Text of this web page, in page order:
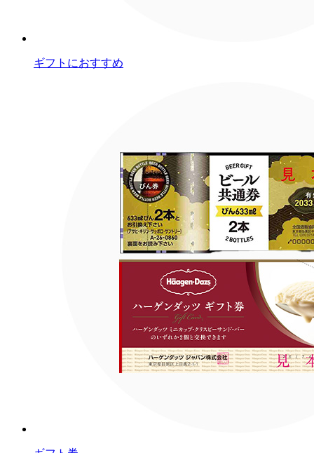
ギフトにおすすめ